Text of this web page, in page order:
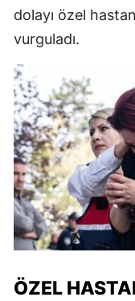
dolayı özel
vurguladı.
ÖZEL